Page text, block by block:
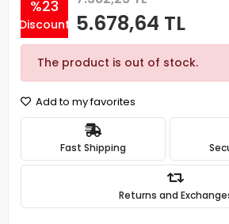
%23
Discount 5.678,64 TL
The product is out of stock.
Add to my favorites
Fast Shipping
Returns and